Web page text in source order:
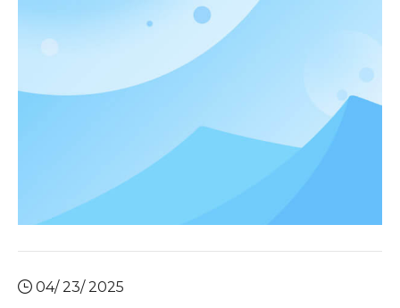
coût, le temps, le niveau de compétence et les
exigences spécifiques du stockage
04/ 23/ 2025